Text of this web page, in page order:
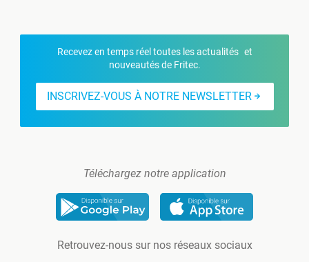
Recevez en temps réel toutes les actualités et
nouveautés de Fritec.
INSCRIVEZ-VOUS À NOTRE NEWSLETTER
Téléchargez notre application
Retrouvez-nous sur nos réseaux sociaux